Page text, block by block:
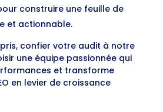
construire une feuille de
et actionnable.
confier votre audit à notre
une équipe passionnée qui
et transforme
en levier de croissance